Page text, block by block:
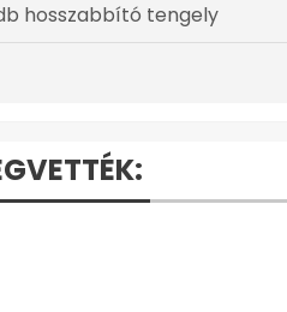
hosszabbító tengely